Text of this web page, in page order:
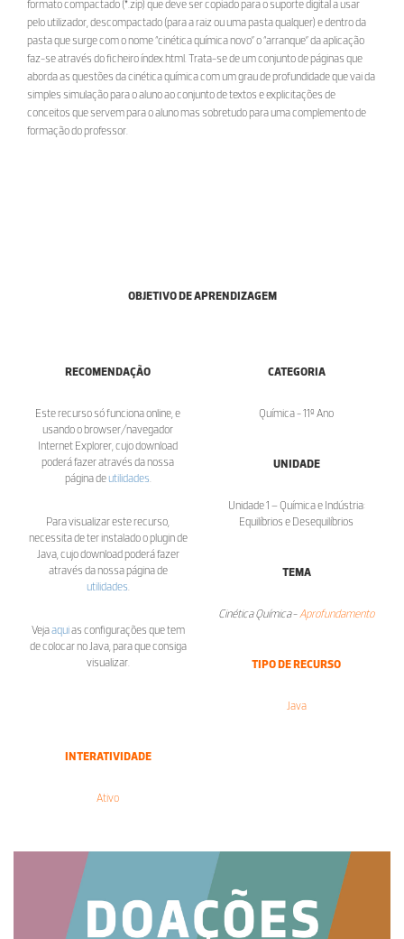
formato compactado (*.zip) que deve ser copiado para o suporte digital a usar
pelo utilizador, descompactado (para a raiz ou uma pasta qualquer) e dentro da
pasta que surge com o nome “cinética química novo” o “arranque” da aplicação
faz-se através do ficheiro índex.html. Trata-se de um conjunto de páginas que
aborda as questões da cinética química com um grau de profundidade que vai da
simples simulação para o aluno ao conjunto de textos e explicitações de
conceitos que servem para o aluno mas sobretudo para uma complemento de
formação do professor.
OBJETIVO DE APRENDIZAGEM
RECOMENDAÇÃO
Este recurso só funciona online, e
usando o browser/navegador
Internet Explorer, cujo download
poderá fazer através da nossa
página deutilidades.
Para visualizar este recurso,
necessita de ter instalado o plugin de
Java, cujo download poderá fazer
através da nossa página de
utilidades.
Vejaaquias configurações que tem
de colocar no Java, para que consiga
visualizar.
CATEGORIA
Química - 11º Ano
UNIDADE
Unidade 1 – Química e Indústria:
Equilíbrios e Desequilíbrios
TEMA
Cinética Química-Aprofundamento
TIPO DE RECURSO
Java
INTERATIVIDADE
Ativo